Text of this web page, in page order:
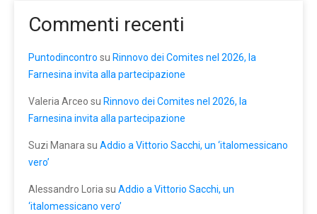
Commenti recenti
Puntodincontro su Rinnovo dei Comites nel 2026, la
Farnesina invita alla partecipazione
Valeria Arceo su Rinnovo dei Comites nel 2026, la
Farnesina invita alla partecipazione
Suzi Manara su Addio a Vittorio Sacchi, un ‘italomessicano
vero’
Alessandro Loria su Addio a Vittorio Sacchi, un
‘italomessicano vero’